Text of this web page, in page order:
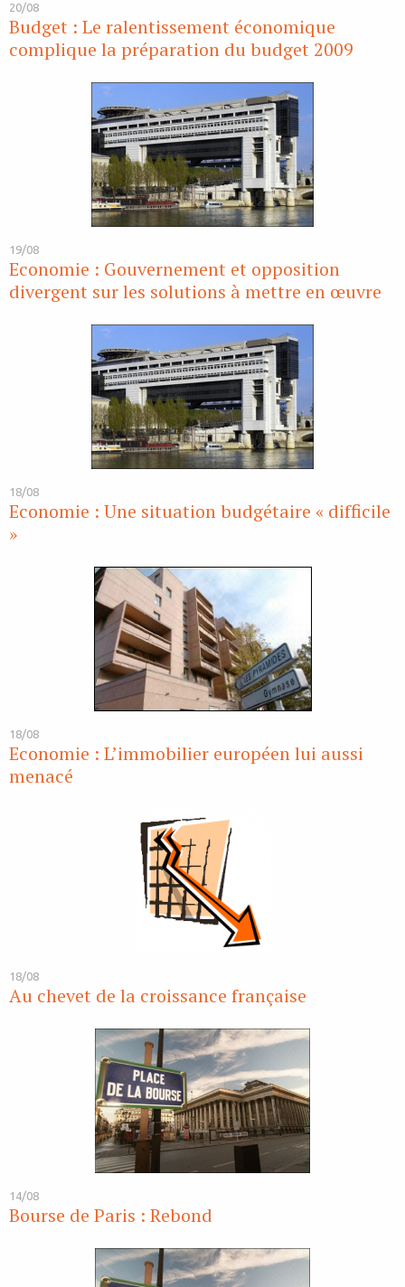
20/08
Budget : Le ralentissement économique
complique la préparation du budget 2009
19/08
Economie : Gouvernement et opposition
divergent sur les solutions à mettre en œuvre
18/08
Economie : Une situation budgétaire « difficile
»
18/08
Economie : L’immobilier européen lui aussi
menacé
18/08
Au chevet de la croissance française
14/08
Bourse de Paris : Rebond